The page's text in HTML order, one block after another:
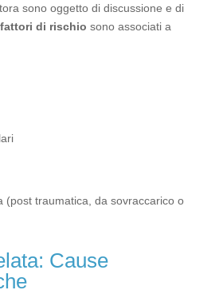
sono oggetto di discussione e di
fattori di rischio sono associati a
(post traumatica, da sovraccarico o
Cause